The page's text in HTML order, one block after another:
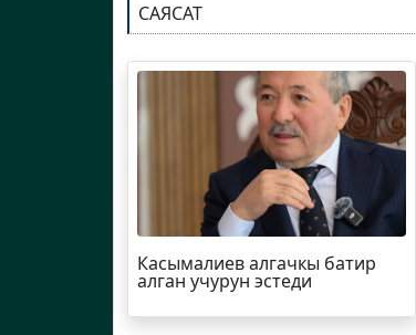
САЯСАТ
Касымалиев алгачкы батир
алган учурун эстеди